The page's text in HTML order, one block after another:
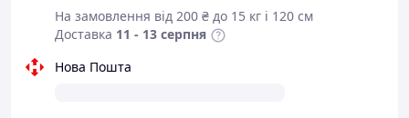
На замовлення від 200 ₴ до 15 кг і 120 см
Доставка 11 - 13 серпня
Нова Пошта